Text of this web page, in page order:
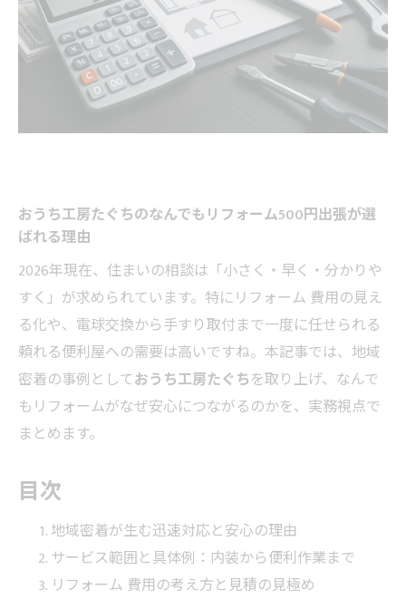
おうち工房たぐちのなんでもリフォーム500円出張が選
ばれる理由
2026年現在、住まいの相談は「小さく・早く・分かりや
すく」が求められています。特にリフォーム 費用の見え
る化や、電球交換から手すり取付まで一度に任せられる
頼れる便利屋への需要は高いですね。本記事では、地域
密着の事例としておうち工房たぐちを取り上げ、なんで
もリフォームがなぜ安心につながるのかを、実務視点で
まとめます。
目次
地域密着が生む迅速対応と安心の理由
サービス範囲と具体例：内装から便利作業まで
リフォーム 費用の考え方と見積の見極め